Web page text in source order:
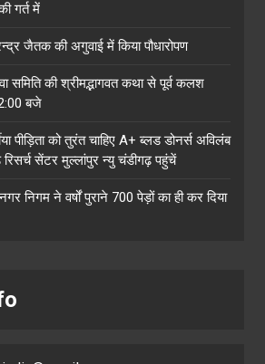
गर्त में
जैतक की अगुवाई में किया पौधारोपण
समिति की श्रीमद्भागवत कथा से पूर्व कलश
बजे
पीड़िता को तुरंत चाहिए A+ ब्लड डोनर्स अविलंब
सेंटर मुल्लांपुर न्यु चंडीगढ़ पहुंचें
निगम ने वर्षों पुराने 700 पेड़ों का ही कर दिया